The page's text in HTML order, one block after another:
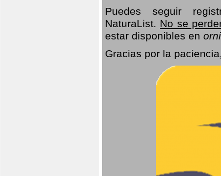
Puedes seguir
NaturaList. No se
estar disponibles en
Gracias por la